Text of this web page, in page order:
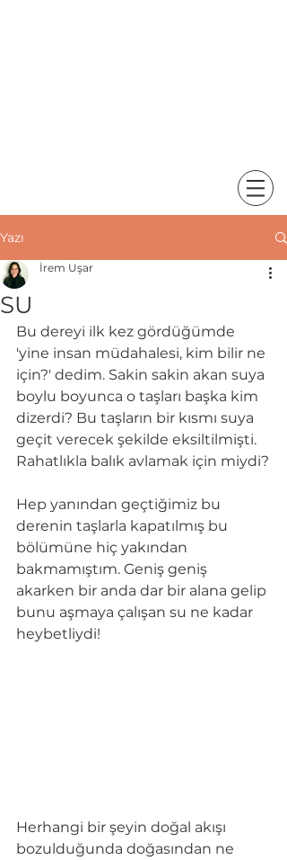
Yazı
SU
İrem Uşar
Bu dereyi ilk kez gördüğümde
'yine insan müdahalesi, kim bilir ne
için?' dedim. Sakin sakin akan suya
boylu boyunca o taşları başka kim
dizerdi? Bu taşların bir kısmı suya
geçit verecek şekilde eksiltilmişti.
Rahatlıkla balık avlamak için miydi?
Hep yanından geçtiğimiz bu
derenin taşlarla kapatılmış bu
bölümüne hiç yakından
bakmamıştım. Geniş geniş
akarken bir anda dar bir alana gelip
bunu aşmaya çalışan su ne kadar
heybetliydi!
Herhangi bir şeyin doğal akışı
bozulduğunda doğasından ne